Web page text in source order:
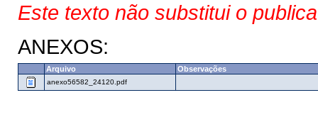
Este texto não substitui o
ANEXOS:
Arquivo Observações
anexo56582_24120.pdf